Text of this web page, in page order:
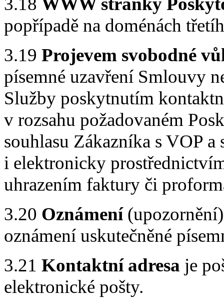
popřípadě na doménách
3.19 Projevem svobodné
písemné uzavření Smlouvy
Služby poskytnutím
v rozsahu požadovaném
souhlasu Zákazníka s VOP
i elektronicky
uhrazením faktury či
3.20 Oznámení
oznámení uskutečněné
3.21 Kontaktní adresa je
elektronické pošty.